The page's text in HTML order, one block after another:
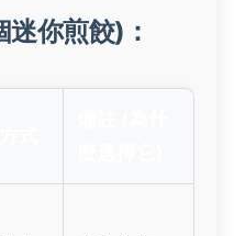
你煎餃)：